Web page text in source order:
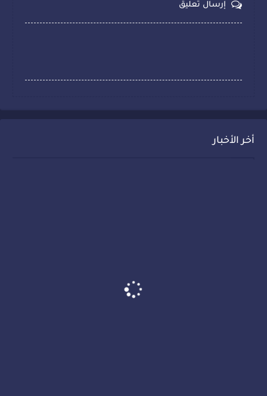
إرسال تعليق
أخر الأخبار